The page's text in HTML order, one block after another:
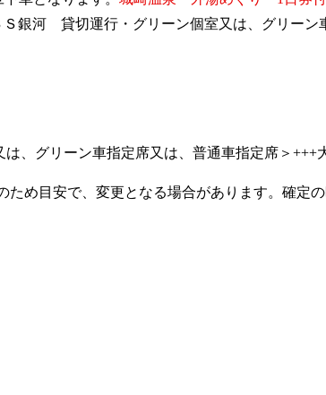
銀河 貸切運行・グリーン個室又は、グリーン
、グリーン車指定席又は、普通車指定席＞+++
め目安で、変更となる場合があります。確定